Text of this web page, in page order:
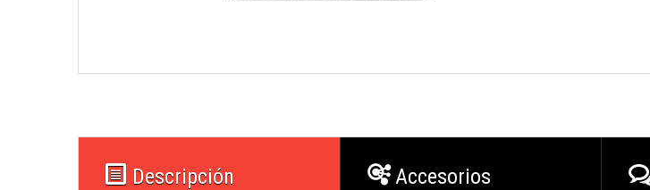
Descripción Accesorios